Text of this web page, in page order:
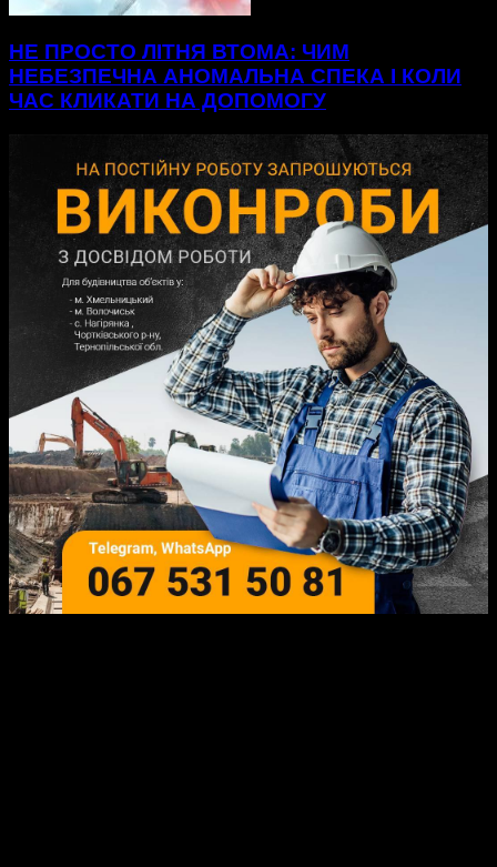
НЕ ПРОСТО ЛІТНЯ ВТОМА: ЧИМ
НЕБЕЗПЕЧНА АНОМАЛЬНА СПЕКА І КОЛИ
ЧАС КЛИКАТИ НА ДОПОМОГУ